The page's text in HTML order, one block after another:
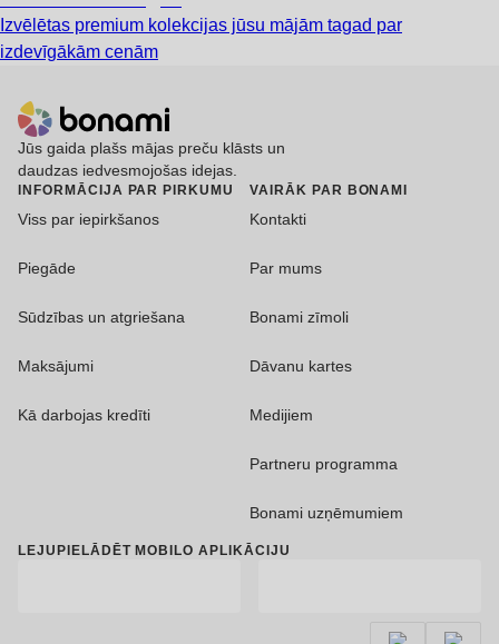
Izvēlētas premium kolekcijas jūsu mājām tagad par
izdevīgākām cenām
Jūs gaida plašs mājas preču klāsts un
daudzas iedvesmojošas idejas.
INFORMĀCIJA PAR PIRKUMU
Viss par iepirkšanos
Piegāde
Sūdzības un atgriešana
Maksājumi
Kā darbojas kredīti
VAIRĀK PAR BONAMI
Kontakti
Par mums
Bonami zīmoli
Dāvanu kartes
Medijiem
Partneru programma
Bonami uzņēmumiem
LEJUPIELĀDĒT MOBILO APLIKĀCIJU